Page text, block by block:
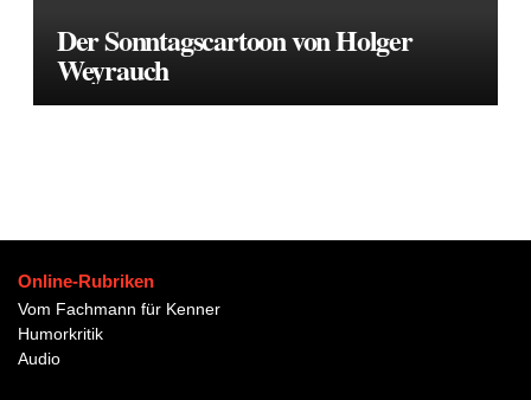
Der Sonntagscartoon von Holger
Weyrauch
Online-Rubriken
Vom Fachmann für Kenner
Humorkritik
Audio